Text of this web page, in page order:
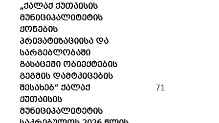
„ქალაქ ქუთაისის
მუნიციპალიტეტის
ქონების
პრივატიზაციისა და
სარგებლობაში
გასაცემი ობიექტების
გეგმის დამტკიცების
შესახებ“ ქალაქ
ქუთაისის
მუნიციპალიტეტის
71